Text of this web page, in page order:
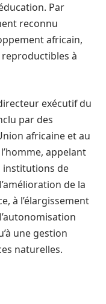
Par
reconnu
africain,
à
exécutif du
par des
africaine et au
appelant
institutions de
de la
à l’élargissement
une gestion
naturelles.